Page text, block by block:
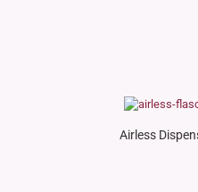
Airless